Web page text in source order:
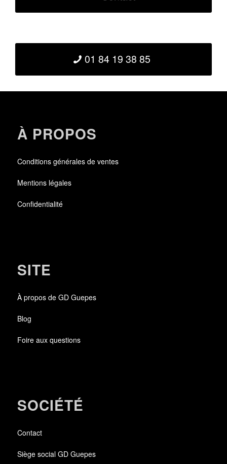
01 84 19 38 85
À PROPOS
Conditions générales de ventes
Mentions légales
Confidentialité
SITE
À propos de GD Guepes
Blog
Foire aux questions
SOCIÉTÉ
Contact
Siège social GD Guepes